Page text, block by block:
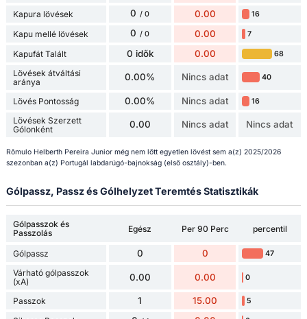
Kapura lövések 0 / 0 0.00 16
Kapu mellé lövések 0 / 0 0.00 7
Kapufát Talált 0 idők 0.00 68
Lövések átváltási
aránya
0.00% Nincs adat 40
Lövés Pontosság 0.00% Nincs adat 16
Lövések Szerzett
Gólonként
0.00 Nincs adat Nincs adat
Rômulo Helberth Pereira Junior még nem lőtt egyetlen lövést sem a(z) 2025/2026
szezonban a(z) Portugál labdarúgó-bajnokság (első osztály)-ben.
Gólpassz, Passz és Gólhelyzet Teremtés Statisztikák
Gólpasszok és
Passzolás
Egész Per 90 Perc percentil
Gólpassz 0 0 47
Várható gólpasszok
(xA)
0.00 0.00 0
Passzok 1 15.00 5